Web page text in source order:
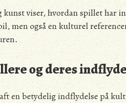
kunst viser, hvordan spillet har
men også en kulturel
og deres
en betydelig indflydelse på